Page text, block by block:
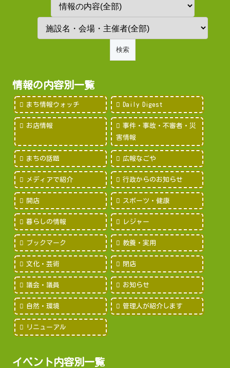
情報の内容別一覧
まち情報ウォッチ Daily Digest
お店情報
事件・事故・不審者・災
害情報
まちの話題 広報なごや
メディアで紹介 行政からのお知らせ
開店 スポーツ・健康
暮らしの情報 レジャー
ブックマーク 教養・実用
文化・芸術 閉店
議会・議員 お知らせ
自然・環境 管理人が紹介します
リニューアル
イベント内容別一覧